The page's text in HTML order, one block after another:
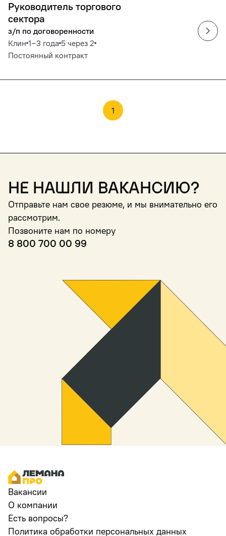
Руководитель торгового
сектора
з/п по договоренности
Клин 1‒3 года 5 через 2
Постоянный контракт
1
Не нашли вакансию?
Отправьте нам свое резюме, и мы внимательно его
рассмотрим.
Позвоните нам по номеру
8 800 700 00 99
Вакансии
О компании
Есть вопросы?
Политика обработки персональных данных